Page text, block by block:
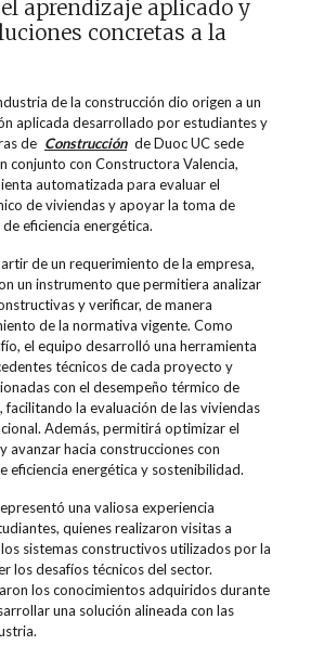
aprendizaje aplicado y
concretas a la
de la construcción dio origen a un
aplicada desarrollado por estudiantes y
de Construcción de Duoc UC sede
conjunto con Constructora Valencia,
automatizada para evaluar el
de viviendas y apoyar la toma de
eficiencia energética.
de un requerimiento de la empresa,
un instrumento que permitiera analizar
y verificar, de manera
de la normativa vigente. Como
el equipo desarrolló una herramienta
técnicos de cada proyecto y
con el desempeño térmico de
facilitando la evaluación de las viviendas
Además, permitirá optimizar el
avanzar hacia construcciones con
eficiencia energética y sostenibilidad.
una valiosa experiencia
quienes realizaron visitas a
sistemas constructivos utilizados por la
los desafíos técnicos del sector.
los conocimientos adquiridos durante
una solución alineada con las